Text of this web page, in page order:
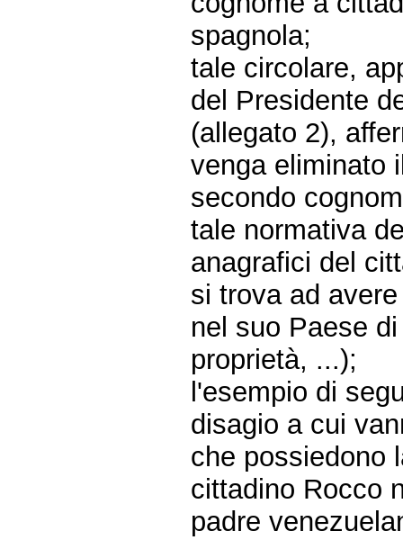
spagnola;
tale circolare,
del Presidente
(allegato 2),
venga eliminato
secondo
tale normativa
anagrafici del
si trova ad
nel suo Paese
proprietà, ...);
l'esempio di
disagio a cui
che possiedono
cittadino Rocco
padre